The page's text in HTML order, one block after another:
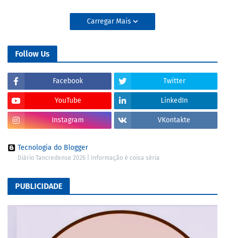
Carregar Mais
Follow Us
Facebook Twitter
YouTube LinkedIn
Instagram VKontakte
Tecnologia do Blogger
Diário Tancredense 2026 | Informação é coisa séria
PUBLICIDADE